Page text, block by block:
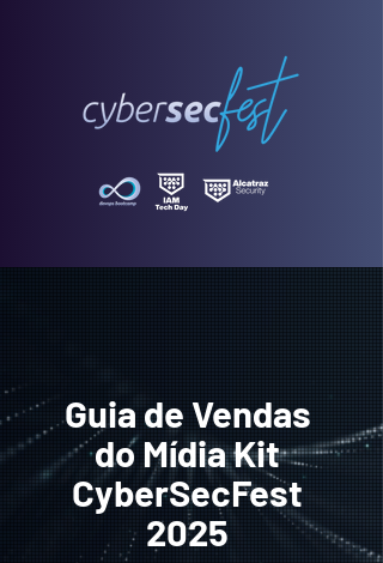
Guia de Vendas
do Mídia Kit
CyberSecFest
2025